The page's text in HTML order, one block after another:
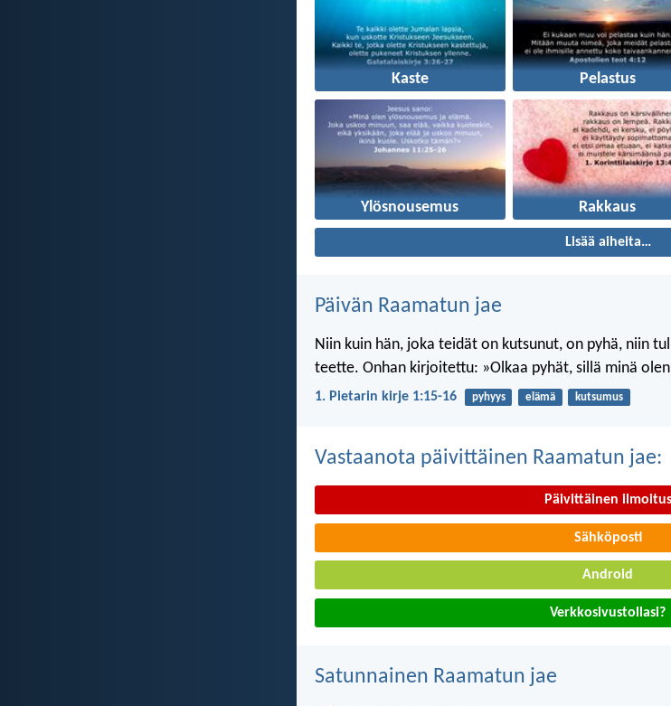
Kaste Pelastus
Ylösnousemus Rakkaus
Lisää aiheita…
Päivän Raamatun jae
Niin kuin hän, joka teidät on kutsunut, on pyhä, niin
teette. Onhan kirjoitettu: »Olkaa pyhät, sillä minä
1. Pietarin kirje 1:15-16 pyhyys elämä kutsumus
Vastaanota päivittäinen Raamatun jae:
Päivittäinen ilmoitus
Sähköposti
Android
Verkkosivustollasi?
Satunnainen Raamatun jae